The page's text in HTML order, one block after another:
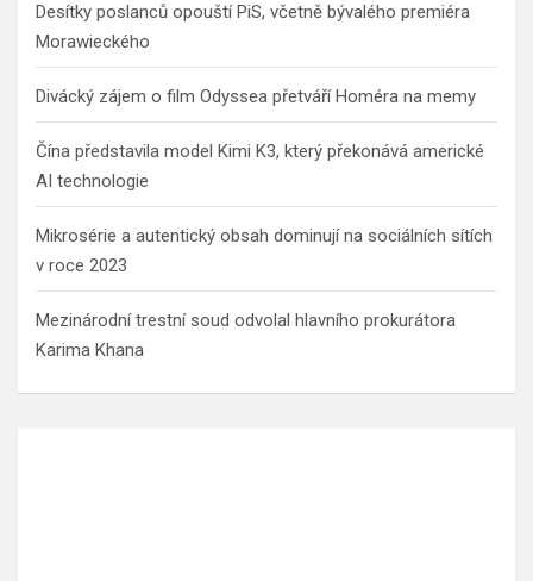
Desítky poslanců opouští PiS, včetně bývalého premiéra
Morawieckého
Divácký zájem o film Odyssea přetváří Homéra na memy
Čína představila model Kimi K3, který překonává americké
AI technologie
Mikrosérie a autentický obsah dominují na sociálních sítích
v roce 2023
Mezinárodní trestní soud odvolal hlavního prokurátora
Karima Khana